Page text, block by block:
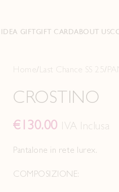
IDEA GIFTGIFT CARDABOUT US
Home Last Chance SS 25
CROSTINO
€ 130.00 IVA Inclusa
Pantalone in rete lurex.
COMPOSIZIONE: